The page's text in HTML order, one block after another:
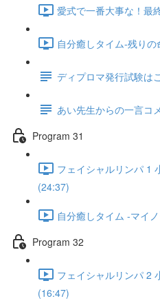
愛式で一番大事な！最
自分癒しタイム-残り
ディプロマ発行試験は
あい先生からの一言コ
Program 31
フェイシャルリンパ 1
(24:37)
自分癒しタイム -マイ
Program 32
フェイシャルリンパ 2
(16:47)